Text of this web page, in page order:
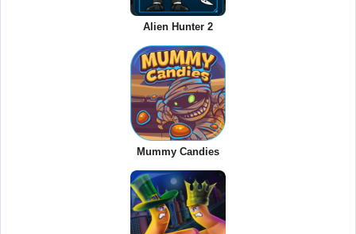
Alien Hunter 2
Mummy Candies